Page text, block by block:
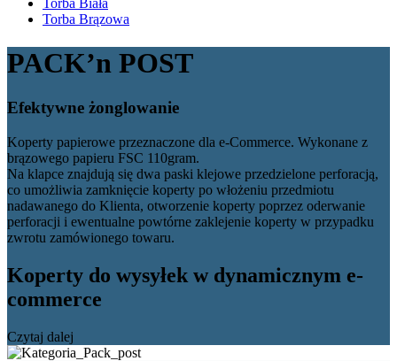
Torba Biała
Torba Brązowa
PACK’n POST
Efektywne żonglowanie
Koperty papierowe przeznaczone dla e-Commerce. Wykonane z
brązowego papieru FSC 110gram.
Na klapce znajdują się dwa paski klejowe przedzielone perforacją,
co umożliwia zamknięcie koperty po włożeniu przedmiotu
nadawanego do Klienta, otworzenie koperty poprzez oderwanie
perforacji i ewentualne powtórne zaklejenie koperty w przypadku
zwrotu zamówionego towaru.
Koperty do wysyłek w dynamicznym e-
commerce
Czytaj dalej